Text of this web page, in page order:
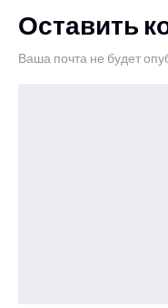
Оставить
Ваша почта не будет